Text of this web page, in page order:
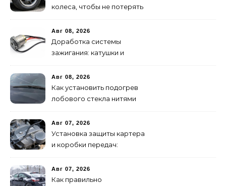
колеса, чтобы не потерять
Авг 08, 2026
Доработка системы
зажигания: катушки и
Авг 08, 2026
Как установить подогрев
лобового стекла нитями
Авг 07, 2026
Установка защиты картера
и коробки передач:
Авг 07, 2026
Как правильно